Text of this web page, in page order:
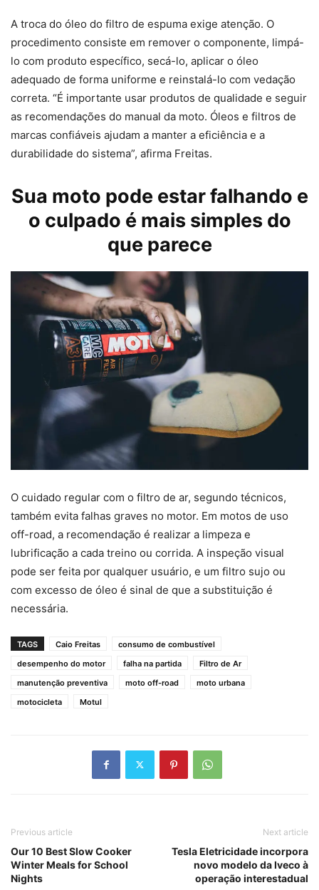
A troca do óleo do filtro de espuma exige atenção. O
procedimento consiste em remover o componente, limpá-
lo com produto específico, secá-lo, aplicar o óleo
adequado de forma uniforme e reinstalá-lo com vedação
correta. “É importante usar produtos de qualidade e seguir
as recomendações do manual da moto. Óleos e filtros de
marcas confiáveis ajudam a manter a eficiência e a
durabilidade do sistema”, afirma Freitas.
Sua moto pode estar falhando e
o culpado é mais simples do
que parece
O cuidado regular com o filtro de ar, segundo técnicos,
também evita falhas graves no motor. Em motos de uso
off-road, a recomendação é realizar a limpeza e
lubrificação a cada treino ou corrida. A inspeção visual
pode ser feita por qualquer usuário, e um filtro sujo ou
com excesso de óleo é sinal de que a substituição é
necessária.
TAGS Caio Freitas
consumo de combustível
desempenho do motor
falha na partida
Filtro de Ar
manutenção preventiva
moto off-road
moto urbana
motocicleta
Motul
Previous article
Our 10 Best Slow Cooker
Winter Meals for School
Nights
Next article
Tesla Eletricidade incorpora
novo modelo da Iveco à
operação interestadual